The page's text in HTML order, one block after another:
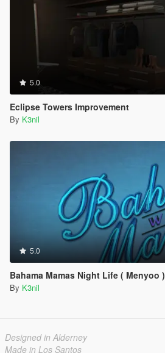
5.0
Eclipse Towers Improvement
By K3nil
5.0
Bahama Mamas Night Life ( Menyoo )
By K3nil
Designed in Alderney
Made in Los Santos